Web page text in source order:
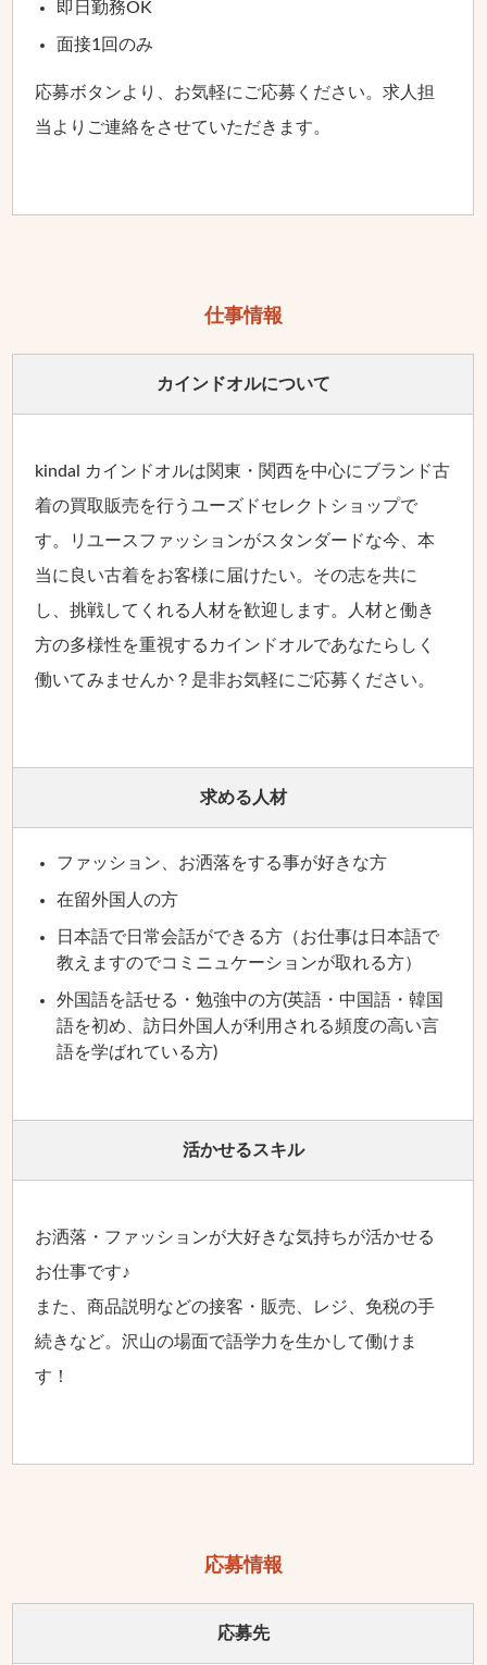
即日勤務OK
面接1回のみ
応募ボタンより、お気軽にご応募ください。求人担
当よりご連絡をさせていただきます。
仕事情報
カインドオルについて
kindal カインドオルは関東・関西を中心にブランド古
着の買取販売を行うユーズドセレクトショップで
す。リユースファッションがスタンダードな今、本
当に良い古着をお客様に届けたい。その志を共に
し、挑戦してくれる人材を歓迎します。人材と働き
方の多様性を重視するカインドオルであなたらしく
働いてみませんか？是非お気軽にご応募ください。
求める人材
ファッション、お洒落をする事が好きな方
在留外国人の方
日本語で日常会話ができる方（お仕事は日本語で
教えますのでコミニュケーションが取れる方）
外国語を話せる・勉強中の方(英語・中国語・韓国
語を初め、訪日外国人が利用される頻度の高い言
語を学ばれている方)
活かせるスキル
お洒落・ファッションが大好きな気持ちが活かせる
お仕事です♪
また、商品説明などの接客・販売、レジ、免税の手
続きなど。沢山の場面で語学力を生かして働けま
す！
応募情報
応募先